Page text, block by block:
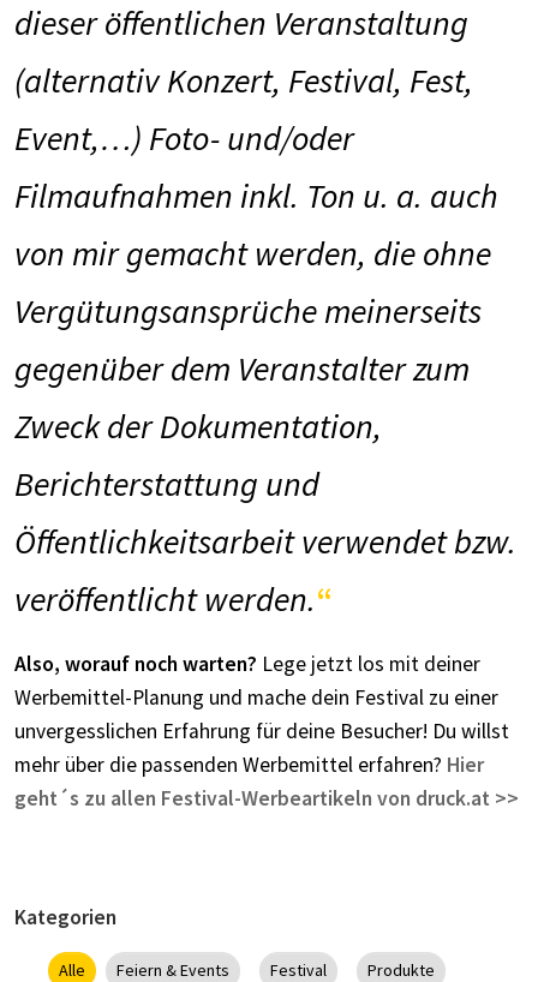
dieser öffentlichen Veranstaltung
(alternativ Konzert, Festival, Fest,
Event,…) Foto- und/oder
Filmaufnahmen inkl. Ton u. a. auch
von mir gemacht werden, die ohne
Vergütungsansprüche meinerseits
gegenüber dem Veranstalter zum
Zweck der Dokumentation,
Berichterstattung und
Öffentlichkeitsarbeit verwendet bzw.
veröffentlicht werden.
Also, worauf noch warten? Lege jetzt los mit deiner
Werbemittel-Planung und mache dein Festival zu einer
unvergesslichen Erfahrung für deine Besucher! Du willst
mehr über die passenden Werbemittel erfahren? Hier
geht´s zu allen Festival-Werbeartikeln von druck.at >>
Kategorien
Alle Feiern & Events Festival
Produkte